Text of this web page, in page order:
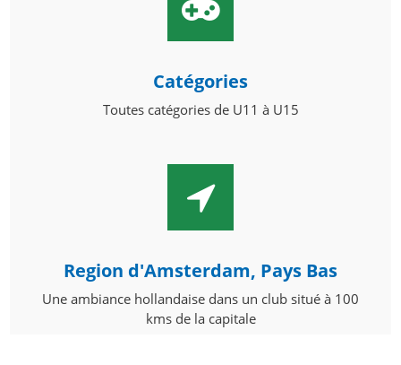
Catégories
Toutes catégories de U11 à U15
Region d'Amsterdam, Pays Bas
Une ambiance hollandaise dans un club situé à 100
kms de la capitale